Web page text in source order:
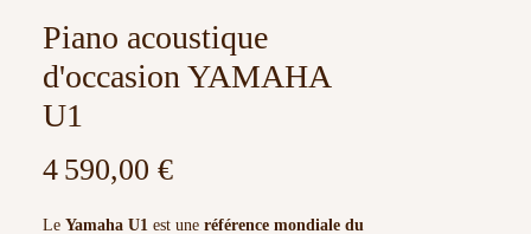
Piano acoustique
d'occasion YAMAHA
U1
4 590,00 €Prix
Le Yamaha U1 est une référence mondiale du